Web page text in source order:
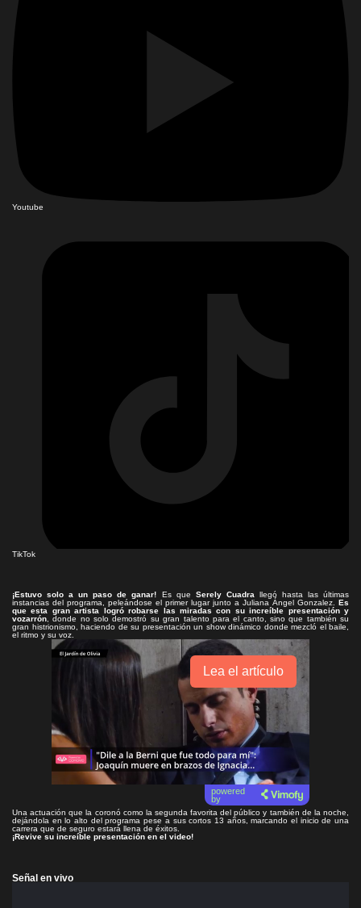
Youtube
TikTok
¡Estuvo solo a un paso de ganar! Es que Serely Cuadra llegó hasta las últimas
instancias del programa, peleándose el primer lugar junto a Juliana Ángel Gonzalez. Es
que esta gran artista logró robarse las miradas con su increíble presentación y
vozarrón , donde no solo demostró su gran talento para el canto, sino que también su
gran histrionismo, haciendo de su presentación un show dinámico donde mezcló el baile,
el ritmo y su voz.
Lea el artículo
powered
by
Una actuación que la coronó como la segunda favorita del público y también de la noche,
dejándola en lo alto del programa pese a sus cortos 13 años, marcando el inicio de una
carrera que de seguro estará llena de éxitos.
¡Revive su increíble presentación en el video!
Señal en vivo